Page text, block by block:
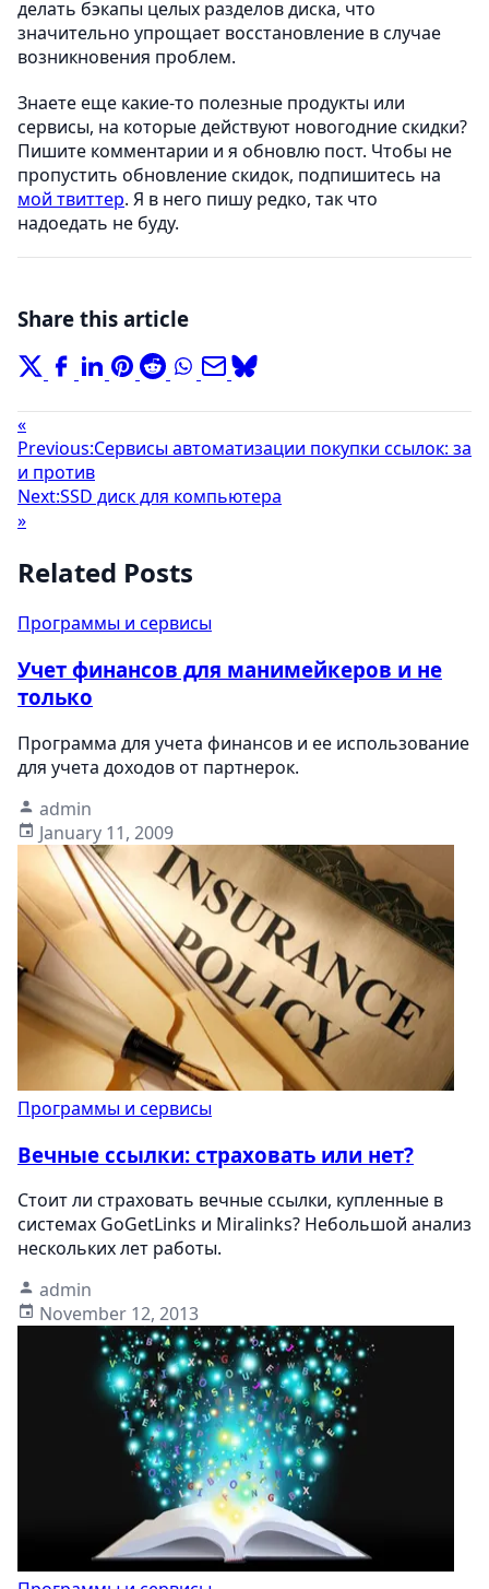
делать бэкапы целых разделов диска, что
значительно упрощает восстановление в случае
возникновения проблем.
Знаете еще какие-то полезные продукты или
сервисы, на которые действуют новогодние скидки?
Пишите комментарии и я обновлю пост. Чтобы не
пропустить обновление скидок, подпишитесь на
мой твиттер. Я в него пишу редко, так что
надоедать не буду.
Share this article
«
Previous:Сервисы автоматизации покупки ссылок: за
и против
Next:SSD диск для компьютера
»
Related Posts
Программы и сервисы
Учет финансов для манимейкеров и не
только
Программа для учета финансов и ее использование
для учета доходов от партнерок.
admin
January 11, 2009
Программы и сервисы
Вечные ссылки: страховать или нет?
Стоит ли страховать вечные ссылки, купленные в
системах GoGetLinks и Miralinks? Небольшой анализ
нескольких лет работы.
admin
November 12, 2013